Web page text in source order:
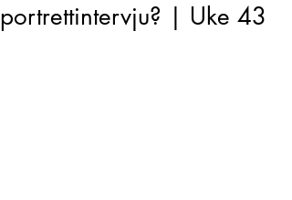
portrettintervju? | Uke 43